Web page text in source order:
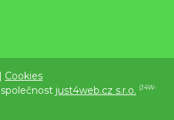
| Cookies
just4web.cz s.r.o. (J4W-